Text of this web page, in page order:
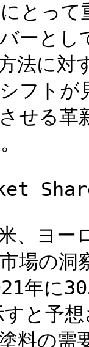
とっ
ーと
法に対
フト
せる革
、ヨー
場の洞
年に
すと予
料の需